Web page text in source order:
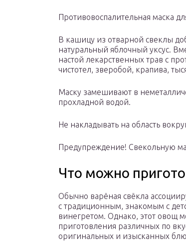
Противовоспалительная маска
В кашицу из отварной свеклы
натуральный яблочный уксус.
настой лекарственных трав с
чистотел, зверобой, крапива,
Маску замешивают в
прохладной водой.
Не накладывать на область
Предупреждение! Свекольную
Что можно
Обычно варёная свёкла
с традиционным, знакомым с
винегретом. Однако, этот овощ
приготовления различных по
оригинальных и изысканных